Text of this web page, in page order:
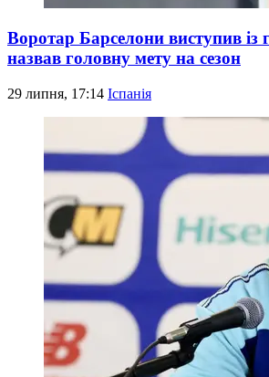
Воротар Барселони виступив
назвав головну мету на сезон
29 липня, 17:14 Іспанія